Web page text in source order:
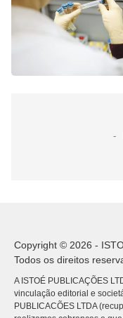
Copyright © 2026 -
Todos os direitos
A ISTOÉ PUBLICAÇÕES
vinculação editorial e
PUBLICACÕES LTDA